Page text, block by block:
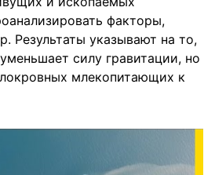
факторы,
Результаты указывают на то,
силу гравитации, но
млекопитающих к